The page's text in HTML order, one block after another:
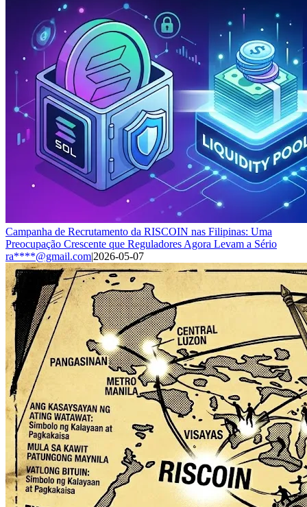
Campanha de Recrutamento da RISCOIN nas Filipinas: Uma
Preocupação Crescente que Reguladores Agora Levam a Sério
ra****@gmail.com|2026-05-07